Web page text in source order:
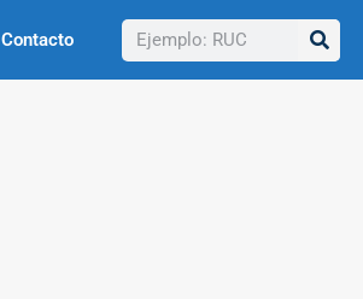
Contacto Buscar